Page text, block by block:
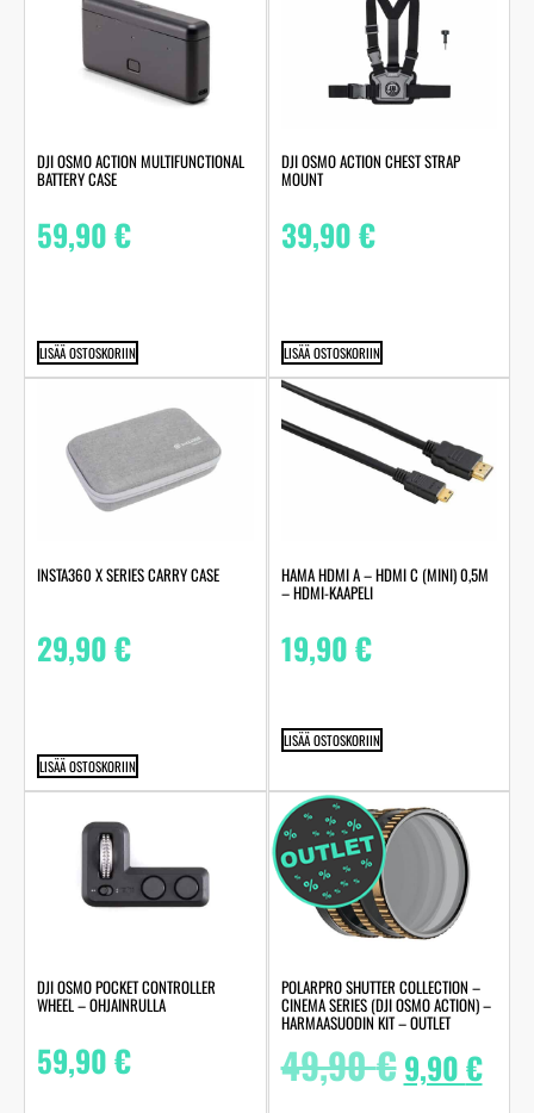
DJI OSMO ACTION MULTIFUNCTIONAL
BATTERY CASE
59,90€
LISÄÄ OSTOSKORIIN
DJI OSMO ACTION CHEST STRAP
MOUNT
39,90€
LISÄÄ OSTOSKORIIN
INSTA360 X SERIES CARRY CASE
29,90€
LISÄÄ OSTOSKORIIN
HAMA HDMI A – HDMI C (MINI) 0,5M
– HDMI-KAAPELI
19,90€
LISÄÄ OSTOSKORIIN
DJI OSMO POCKET CONTROLLER
WHEEL – OHJAINRULLA
59,90€
POLARPRO SHUTTER COLLECTION –
CINEMA SERIES (DJI OSMO ACTION) –
HARMAASUODIN KIT – OUTLET
49,90€ 9,90€